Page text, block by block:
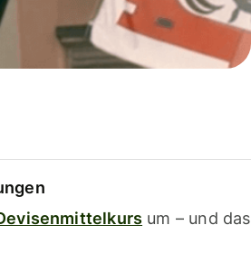
um – und das